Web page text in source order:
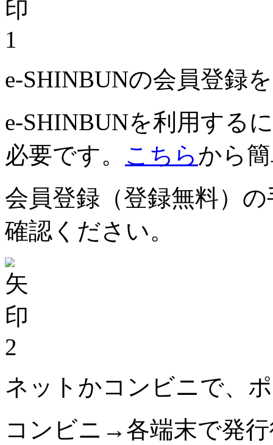
1
e-SHINBUNの会員登録
e-SHINBUNを利用する
必要です。 こちらから
会員登録（登録無料）
確認ください。
2
ネットかコンビニで、
コンビニ→各端末で発